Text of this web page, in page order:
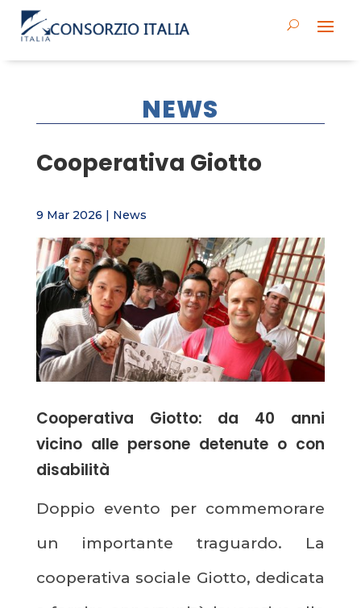
NEWS
Cooperativa Giotto
9 Mar 2026 | News
Cooperativa Giotto: da 40 anni
vicino alle persone detenute o con
disabilità
Doppio evento per commemorare
un importante traguardo. La
cooperativa sociale Giotto, dedicata